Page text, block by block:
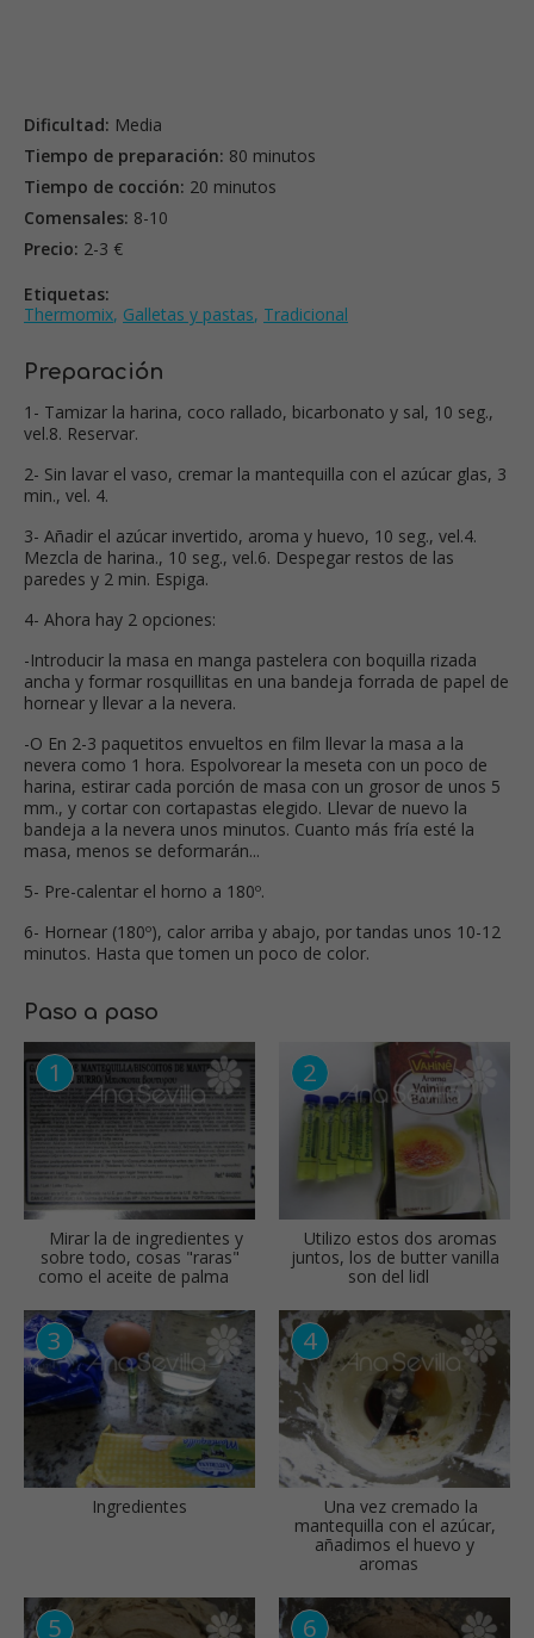
Dificultad: Media
Tiempo de preparación: 80 minutos
Tiempo de cocción: 20 minutos
Comensales: 8-10
Precio: 2-3 €
Etiquetas:
Thermomix, Galletas y pastas, Tradicional
Preparación
1- Tamizar la harina, coco rallado, bicarbonato y sal, 10 seg.,
vel.8. Reservar.
2- Sin lavar el vaso, cremar la mantequilla con el azúcar glas, 3
min., vel. 4.
3- Añadir el azúcar invertido, aroma y huevo, 10 seg., vel.4.
Mezcla de harina., 10 seg., vel.6. Despegar restos de las
paredes y 2 min. Espiga.
4- Ahora hay 2 opciones:
-Introducir la masa en manga pastelera con boquilla rizada
ancha y formar rosquillitas en una bandeja forrada de papel de
hornear y llevar a la nevera.
-O En 2-3 paquetitos envueltos en film llevar la masa a la
nevera como 1 hora. Espolvorear la meseta con un poco de
harina, estirar cada porción de masa con un grosor de unos 5
mm., y cortar con cortapastas elegido. Llevar de nuevo la
bandeja a la nevera unos minutos. Cuanto más fría esté la
masa, menos se deformarán...
5- Pre-calentar el horno a 180º.
6- Hornear (180º), calor arriba y abajo, por tandas unos 10-12
minutos. Hasta que tomen un poco de color.
Paso a paso
Mirar la de ingredientes y
sobre todo, cosas "raras"
como el aceite de palma
Utilizo estos dos aromas
juntos, los de butter vanilla
son del lidl
Ingredientes
Una vez cremado la
mantequilla con el azúcar,
añadimos el huevo y
aromas